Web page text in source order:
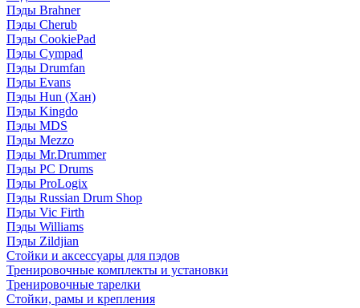
Пэды Brahner
Пэды Cherub
Пэды CookiePad
Пэды Cympad
Пэды Drumfan
Пэды Evans
Пэды Hun (Хан)
Пэды Kingdo
Пэды MDS
Пэды Mezzo
Пэды Mr.Drummer
Пэды PC Drums
Пэды ProLogix
Пэды Russian Drum Shop
Пэды Vic Firth
Пэды Williams
Пэды Zildjian
Стойки и аксессуары для пэдов
Тренировочные комплекты и установки
Тренировочные тарелки
Стойки, рамы и крепления